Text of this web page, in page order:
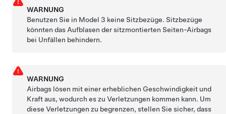
WARNUNG
Benutzen Sie in Model 3 keine Sitzbezüge. Sitzbezüge
könnten das Aufblasen der sitzmontierten Seiten-Airbags
bei Unfällen behindern.
WARNUNG
Airbags lösen mit einer erheblichen Geschwindigkeit und
Kraft aus, wodurch es zu Verletzungen kommen kann. Um
diese Verletzungen zu begrenzen, stellen Sie sicher, dass